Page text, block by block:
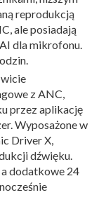
reprodukcją
ale posiadają
dla mikrofonu.
z ANC,
przez aplikację
Wyposażone w
Driver X,
dźwięku.
dodatkowe 24